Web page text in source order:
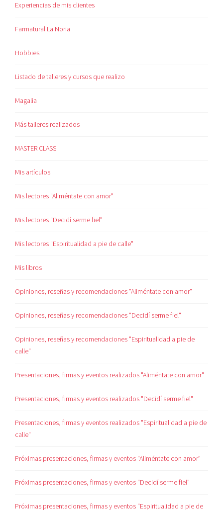
Experiencias de mis clientes
Farmatural La Noria
Hobbies
Listado de talleres y cursos que realizo
Magalia
Más talleres realizados
MASTER CLASS
Mis artículos
Mis lectores "Aliméntate con amor"
Mis lectores "Decidí serme fiel"
Mis lectores "Espiritualidad a pie de calle"
Mis libros
Opiniones, reseñas y recomendaciones "Aliméntate con amor"
Opiniones, reseñas y recomendaciones "Decidí serme fiel"
Opiniones, reseñas y recomendaciones "Espiritualidad a pie de
calle"
Presentaciones, firmas y eventos realizados "Aliméntate con amor"
Presentaciones, firmas y eventos realizados "Decidí serme fiel"
Presentaciones, firmas y eventos realizados "Espiritualidad a pie de
calle"
Próximas presentaciones, firmas y eventos "Aliméntate con amor"
Próximas presentaciones, firmas y eventos "Decidí serme fiel"
Próximas presentaciones, firmas y eventos "Espiritualidad a pie de